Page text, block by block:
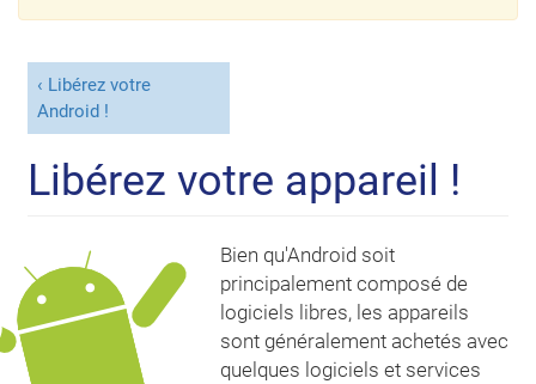
Libérez votre
Android !
Libérez votre appareil !
Bien qu'Android soit
principalement composé de
logiciels libres, les appareils
sont généralement achetés avec
quelques logiciels et services